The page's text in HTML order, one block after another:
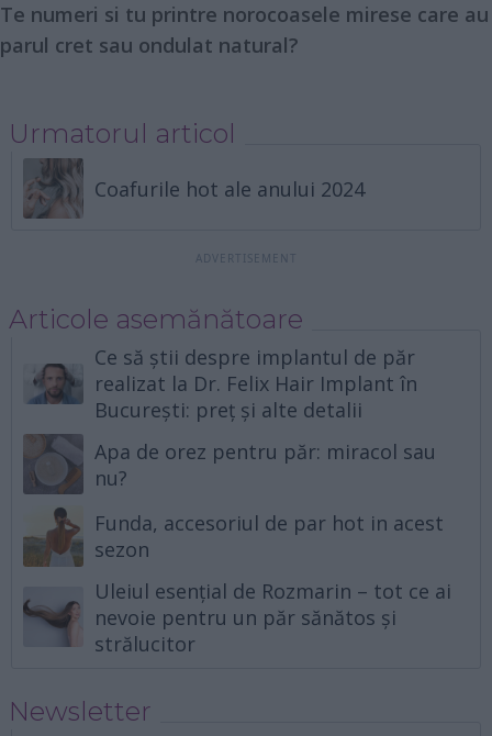
Te numeri si tu printre norocoasele mirese care au
parul cret sau ondulat natural?
Urmatorul articol
Coafurile hot ale anului 2024
Articole asemănătoare
Ce să știi despre implantul de păr
realizat la Dr. Felix Hair Implant în
București: preț și alte detalii
Apa de orez pentru păr: miracol sau
nu?
Funda, accesoriul de par hot in acest
sezon
Uleiul esențial de Rozmarin – tot ce ai
nevoie pentru un păr sănătos și
strălucitor
Newsletter